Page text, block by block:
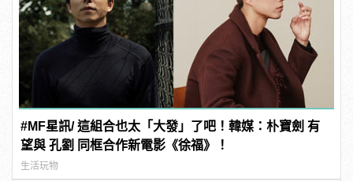
#MF星訊/ 這組合也太「大發」了吧！韓媒：朴寶劍 有
望與 孔劉 同框合作新電影《徐福》！
生活玩物